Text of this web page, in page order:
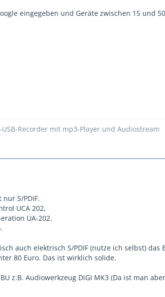
eingegeben und Geräte zwischen 15 und
Recorder mit mp3-Player und Audiostream
S/PDIF.
UCA 202,
UA-202.
auch elektrisch S/PDIF (nutze ich selbst) das
80 Euro. Das ist wirklich solide.
z.B. Audiowerkzeug DiGI MK3 (Da ist man